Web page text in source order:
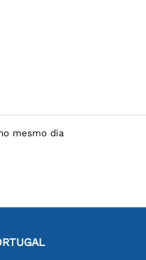
mesmo dia